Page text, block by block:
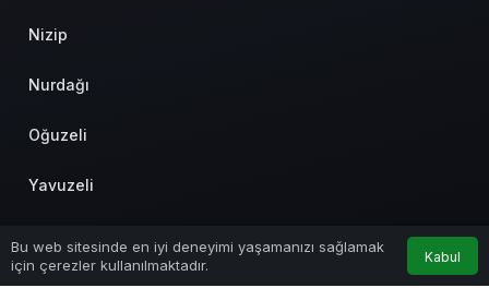
Nizip
Nurdağı
Oğuzeli
Yavuzeli
Bu web sitesinde en iyi deneyimi yaşamanızı sağlamak
için çerezler kullanılmaktadır.
Kabul
Anasayfa Hesabım